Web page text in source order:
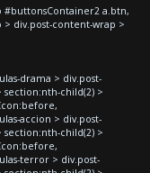
a.btn,
div.post-content-wrap >
drama > div.post-
child(2) >
accion > div.post-
child(2) >
terror > div.post-